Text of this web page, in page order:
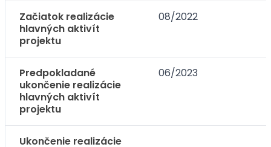
Začiatok realizácie
hlavných aktivít
projektu
08/2022
Predpokladané
ukončenie realizácie
hlavných aktivít
projektu
06/2023
Ukončenie realizácie